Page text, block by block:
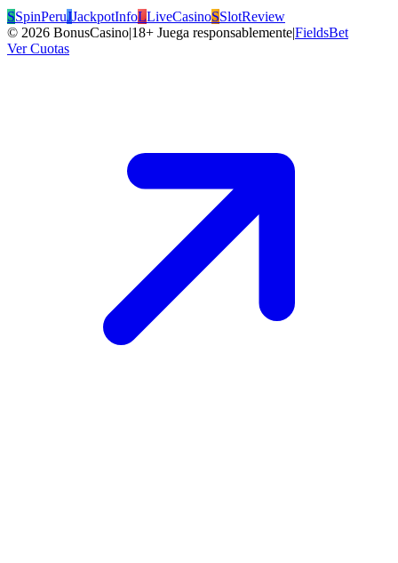
SSpinPeruJJackpotInfoLLiveCasinoSSlotReview
© 2026 BonusCasino|18+ Juega responsablemente|FieldsBet
Ver Cuotas